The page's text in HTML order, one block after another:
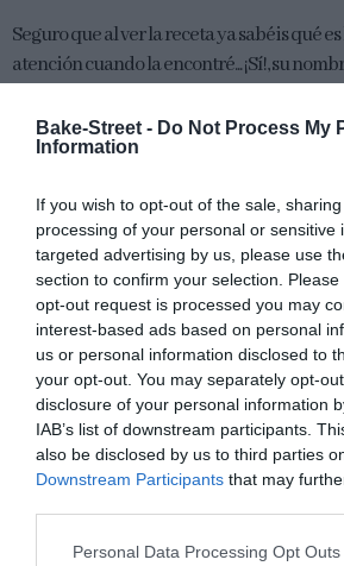
Bake-Street - Do Not Process My
Information
If you wish to opt-out of the sale,
processing of your personal or sensitive
targeted advertising by us, please use
section to confirm your selection.
opt-out request is processed you may
interest-based ads based on personal
us or personal information disclosed to
your opt-out. You may separately opt-
disclosure of your personal information
IAB’s list of downstream participants.
also be disclosed by us to third parties
Downstream Participants that may
Please note that this website/app uses
Personal Data Processing Opt Outs
Seguro que al ver la receta ya sabéis qué
atención cuando la encontré... ¡Sí!, su
Eva 23 octubre, 2017